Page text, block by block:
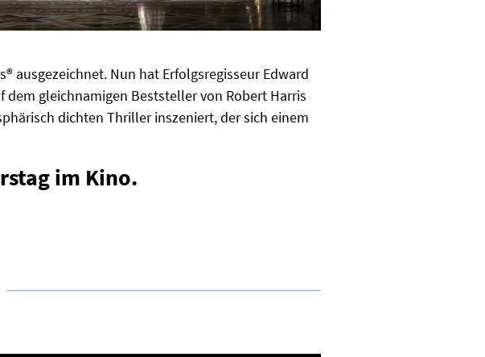
ausgezeichnet. Nun hat Erfolgsregisseur Edward
dem gleichnamigen Beststeller von Robert Harris
dichten Thriller inszeniert, der sich einem
im Kino.